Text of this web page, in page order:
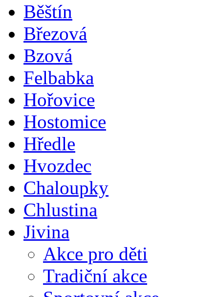
Běštín
Březová
Bzová
Felbabka
Hořovice
Hostomice
Hředle
Hvozdec
Chaloupky
Chlustina
Jivina
Akce pro děti
Tradiční akce